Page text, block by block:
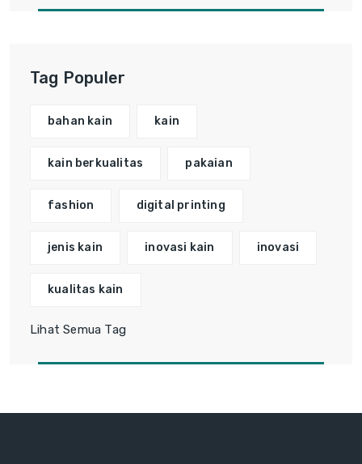
Tag Populer
bahan kain kain
kain berkualitas pakaian
fashion digital printing
jenis kain inovasi kain inovasi
kualitas kain
Lihat Semua Tag